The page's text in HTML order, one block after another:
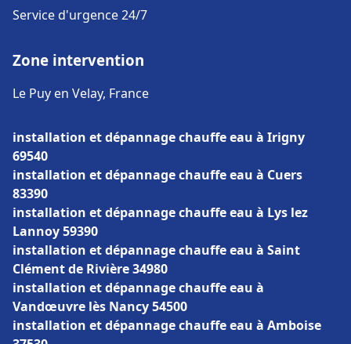
Service d'urgence 24/7
Zone intervention
Le Puy en Velay, France
installation et dépannage chauffe eau à Irigny
69540
installation et dépannage chauffe eau à Cuers
83390
installation et dépannage chauffe eau à Lys lez
Lannoy 59390
installation et dépannage chauffe eau à Saint
Clément de Rivière 34980
installation et dépannage chauffe eau à
Vandœuvre lès Nancy 54500
installation et dépannage chauffe eau à Amboise